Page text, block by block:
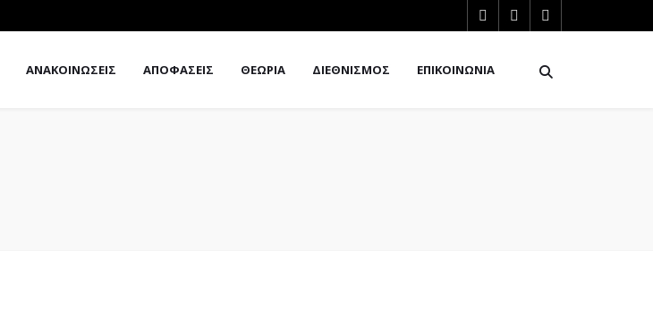
ΑΝΑΚΟΙΝΩΣΕΙΣ ΑΠΟΦΑΣΕΙΣ ΘΕΩΡΙΑ ΔΙΕΘΝΙΣΜΟΣ ΕΠΙΚΟΙΝΩΝΙΑ